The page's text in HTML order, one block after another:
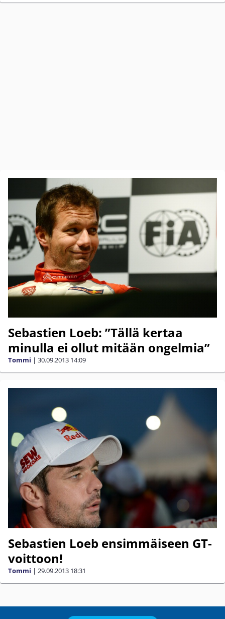
Sebastien Loeb: ”Tällä kertaa
minulla ei ollut mitään ongelmia”
Tommi | 30.09.2013 14:09
Sebastien Loeb ensimmäiseen GT-
voittoon!
Tommi | 29.09.2013 18:31